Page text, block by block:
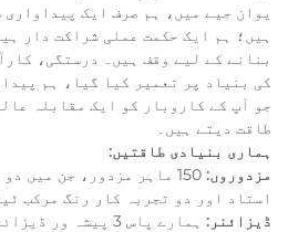
یوان جیے میں، ہم صرف ایک پیداواری
ہیں؛ ہم ایک حکمت عملی شراکت دار
بنانے کے لیے وقف ہیں۔ درستگی،
کی بنیاد پر تعمیر کیا گیا، ہم
جو آپ کے کاروبار کو ایک مقابلہ
طاقت دیتے ہیں۔
ہماری بنیادی طاقتیں:
مزدوروں:
150 ماہر مزدور، جن میں
استاد اور دو تجربہ کار رنگ مرکب
ڈیزائنر:
ہمارے پاس 3 پیشہ